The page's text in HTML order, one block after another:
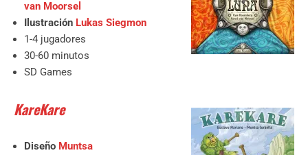
van Moorsel
Ilustración Lukas Siegmon
1-4 jugadores
30-60 minutos
SD Games
KareKare
Diseño Muntsa